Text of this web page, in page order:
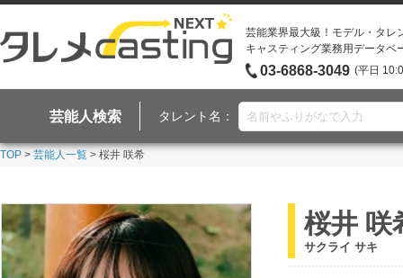
芸能業界最大級！モデル・タレ
キャスティング業務用データベ
03-6868-3049 (平日
芸能人検索 タレント名：
TOP > 芸能人一覧 > 桜井 咲希
桜井 咲
サクライ サキ